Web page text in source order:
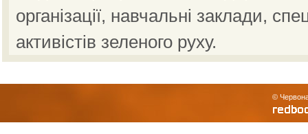
організації, навчальні заклади,
активістів зеленого руху.
©